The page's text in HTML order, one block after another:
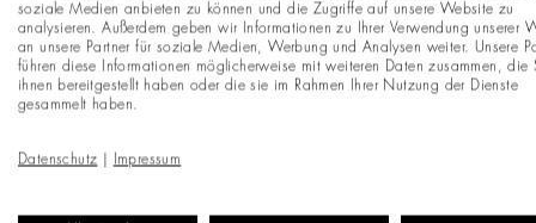
soziale Medien anbieten zu können und die Zugriffe auf unsere Website zu
analysieren. Außerdem geben wir Informationen zu Ihrer Verwendung unserer
an unsere Partner für soziale Medien, Werbung und Analysen weiter. Unsere
führen diese Informationen möglicherweise mit weiteren Daten zusammen, die
ihnen bereitgestellt haben oder die sie im Rahmen Ihrer Nutzung der Dienste
gesammelt haben.
Datenschutz Impressum